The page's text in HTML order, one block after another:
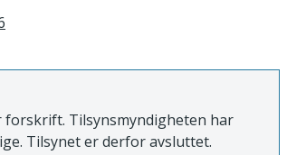
forskrift. Tilsynsmyndigheten har
Tilsynet er derfor avsluttet.